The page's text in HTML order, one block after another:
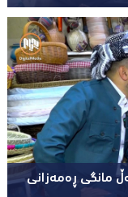
مانگی ڕەمەزانی